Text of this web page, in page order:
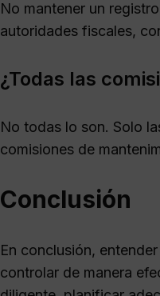
No mantener un
autoridades fiscales,
¿Todas las
No todas lo son. Solo
comisiones de
Conclusión
En conclusión,
controlar de manera